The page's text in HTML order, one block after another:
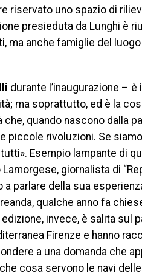
riservato uno spazio di
presieduta da Lunghi è
ma anche famiglie del
durante l’inaugurazione –
ma soprattutto, ed è la
quando nascono dalla
piccole rivoluzioni. Se
Esempio lampante di
giornalista di
a parlare della sua
qualche anno fa
invece, è salita sul
Firenze e hanno
a una domanda che
cosa servono le navi delle